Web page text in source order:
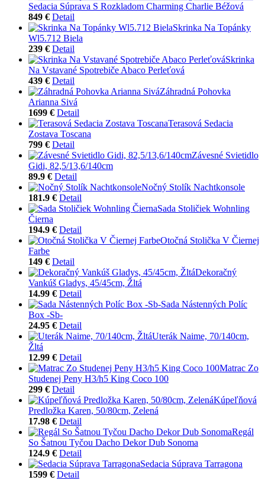
Sedacia Súprava S Rozkladom Charming Charlie Béžová
849 € Detail
Skrinka Na Topánky
Wl5.712 Biela
239 € Detail
Skrinka
Na Vstavané Spotrebiče Abaco Perleťová
439 € Detail
Záhradná Pohovka
Arianna Sivá
1699 € Detail
Terasová Sedacia
Zostava Toscana
799 € Detail
Závesné Svietidlo
Gidi, 82,5/13,6/140cm
89.9 € Detail
Nočný Stolík Nachtkonsole
181.9 € Detail
Sada Stoličiek Wohnling
Čierna
194.9 € Detail
Otočná Stolička V Čiernej
Farbe
149 € Detail
Dekoračný
Vankúš Gladys, 45/45cm, Žltá
14.99 € Detail
Sada Nástenných Políc
Box -Sb-
24.95 € Detail
Uterák Naime, 70/140cm,
Žltá
12.99 € Detail
Matrac Zo
Studenej Peny H3/h5 King Coco 100
299 € Detail
Kúpeľňová
Predložka Karen, 50/80cm, Zelená
17.98 € Detail
Regál
So Šatnou Tyčou Dacho Dekor Dub Sonoma
124.9 € Detail
Sedacia Súprava Tarragona
1599 € Detail